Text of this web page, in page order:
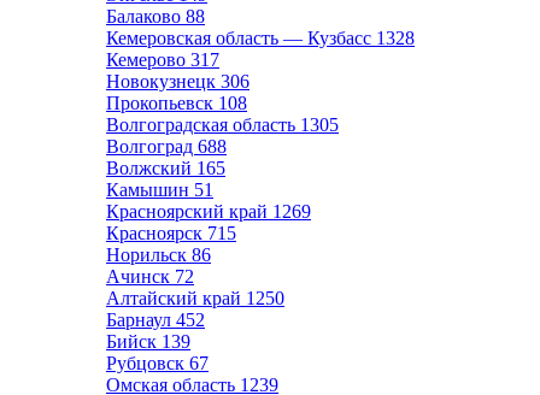
Балаково 88
Кемеровская область — Кузбасс 1328
Кемерово 317
Новокузнецк 306
Прокопьевск 108
Волгоградская область 1305
Волгоград 688
Волжский 165
Камышин 51
Красноярский край 1269
Красноярск 715
Норильск 86
Ачинск 72
Алтайский край 1250
Барнаул 452
Бийск 139
Рубцовск 67
Омская область 1239